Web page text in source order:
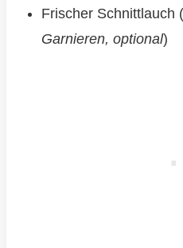
Frischer Schnittlauch (
Garnieren, optional)